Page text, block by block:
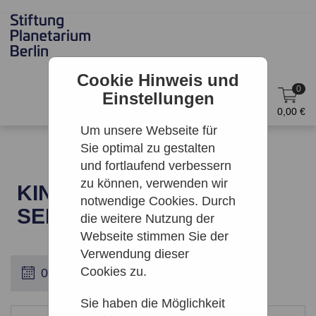
Cookie Hinweis und
Einstellungen
Um unsere Webseite für
Sie optimal zu gestalten
und fortlaufend verbessern
zu können, verwenden wir
notwendige Cookies. Durch
die weitere Nutzung der
Webseite stimmen Sie der
Verwendung dieser
Cookies zu.
Sie haben die Möglichkeit
0
0,00 €
KINO: STOP MAKING
SENSE